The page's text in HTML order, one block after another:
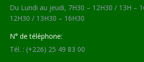
Du Lundi au jeudi, 7H30 – 12H30 / 13H –
12H30 / 13H30 – 16H30
N° de téléphone:
Tél. : (+226) 25 49 83 00